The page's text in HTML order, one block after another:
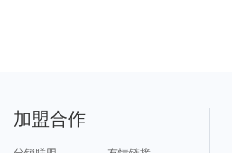
加盟合作